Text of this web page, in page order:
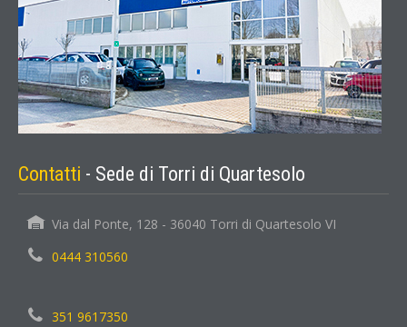
Contatti - Sede di Torri di Quartesolo
Via dal Ponte, 128 - 36040 Torri di Quartesolo VI
0444 310560
351 9617350